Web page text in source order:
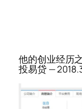
他的创业经历
投易贷 —